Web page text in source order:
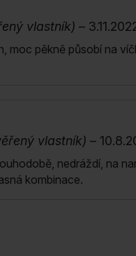
vlastník) –
moc pěkně působí na
vlastník) –
nedráždí, na
kombinace.